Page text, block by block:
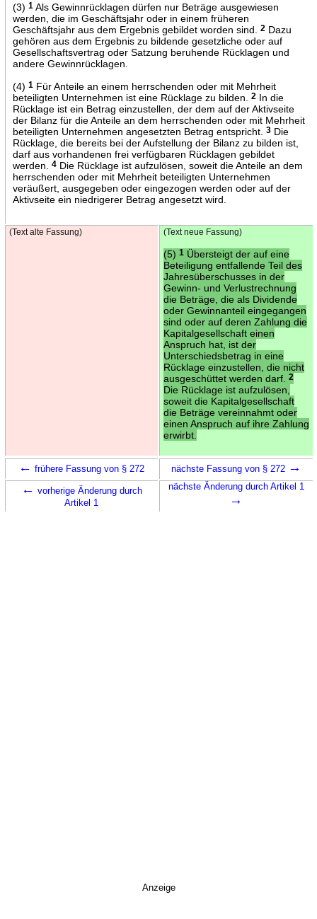
(3) 1Als Gewinnrücklagen dürfen nur Beträge ausgewiesen
werden, die im Geschäftsjahr oder in einem früheren
Geschäftsjahr aus dem Ergebnis gebildet worden sind.
2Dazu
gehören aus dem Ergebnis zu bildende gesetzliche oder auf
Gesellschaftsvertrag oder Satzung beruhende Rücklagen und
andere Gewinnrücklagen.
(4) 1Für Anteile an einem herrschenden oder mit Mehrheit
beteiligten Unternehmen ist eine Rücklage zu bilden.
2In die
Rücklage ist ein Betrag einzustellen, der dem auf der Aktivseite
der Bilanz für die Anteile an dem herrschenden oder mit Mehrheit
beteiligten Unternehmen angesetzten Betrag entspricht.
3Die
Rücklage, die bereits bei der Aufstellung der Bilanz zu bilden ist,
darf aus vorhandenen frei verfügbaren Rücklagen gebildet
werden.
4Die Rücklage ist aufzulösen, soweit die Anteile an dem
herrschenden oder mit Mehrheit beteiligten Unternehmen
veräußert, ausgegeben oder eingezogen werden oder auf der
Aktivseite ein niedrigerer Betrag angesetzt wird.
(Text alte Fassung) (Text neue Fassung)
(5) 1Übersteigt der auf eine
Beteiligung entfallende Teil des
Jahresüberschusses in der
Gewinn- und Verlustrechnung
die Beträge, die als Dividende
oder Gewinnanteil eingegangen
sind oder auf deren Zahlung die
Kapitalgesellschaft einen
Anspruch hat, ist der
Unterschiedsbetrag in eine
Rücklage einzustellen, die nicht
ausgeschüttet werden darf.
2
Die Rücklage ist aufzulösen,
soweit die Kapitalgesellschaft
die Beträge vereinnahmt oder
einen Anspruch auf ihre Zahlung
erwirbt.
← frühere Fassung von § 272 nächste Fassung von § 272 →
← vorherige Änderung durch
Artikel 1
nächste Änderung durch Artikel 1
→
Anzeige